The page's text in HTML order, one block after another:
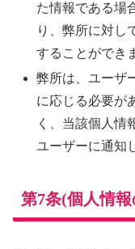
た情報である場
り、弊所に対し
することができ
弊所は、ユーザ
に応じる必要が
く、当該個人情
ユーザーに通知
第7条(個人情